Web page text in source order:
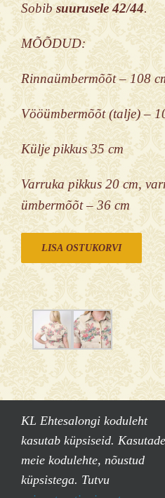
Sobibsuurusele 42/44.
MÕÕDUD:
Rinnaümbermõõt – 108
Vööümbermõõt (talje) –
Külje pikkus 35 cm
Varruka pikkus 20 cm,
ümbermõõt – 36 cm
LISA OSTUKORVI
KL Käsitöö & Disain OÜ |
info@stiilisalong.ee
KL Ehtesalongi koduleht
kasutab küpsiseid.
meie kodulehte, nõustud
küpsistega. Tutvu